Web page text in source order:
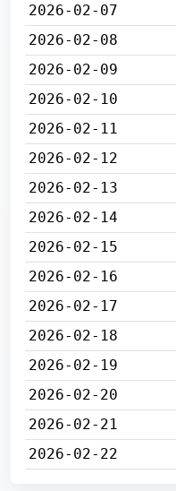
2026-02-07
2026-02-08
2026-02-09
2026-02-10
2026-02-11
2026-02-12
2026-02-13
2026-02-14
2026-02-15
2026-02-16
2026-02-17
2026-02-18
2026-02-19
2026-02-20
2026-02-21
2026-02-22